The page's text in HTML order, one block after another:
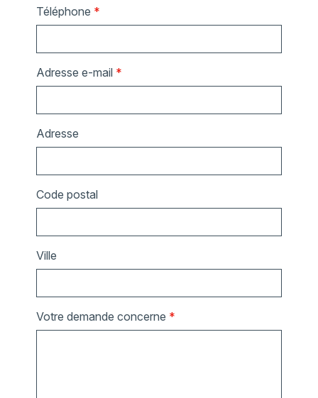
Téléphone *
Adresse e-mail *
Adresse
Code postal
Ville
Votre demande concerne *